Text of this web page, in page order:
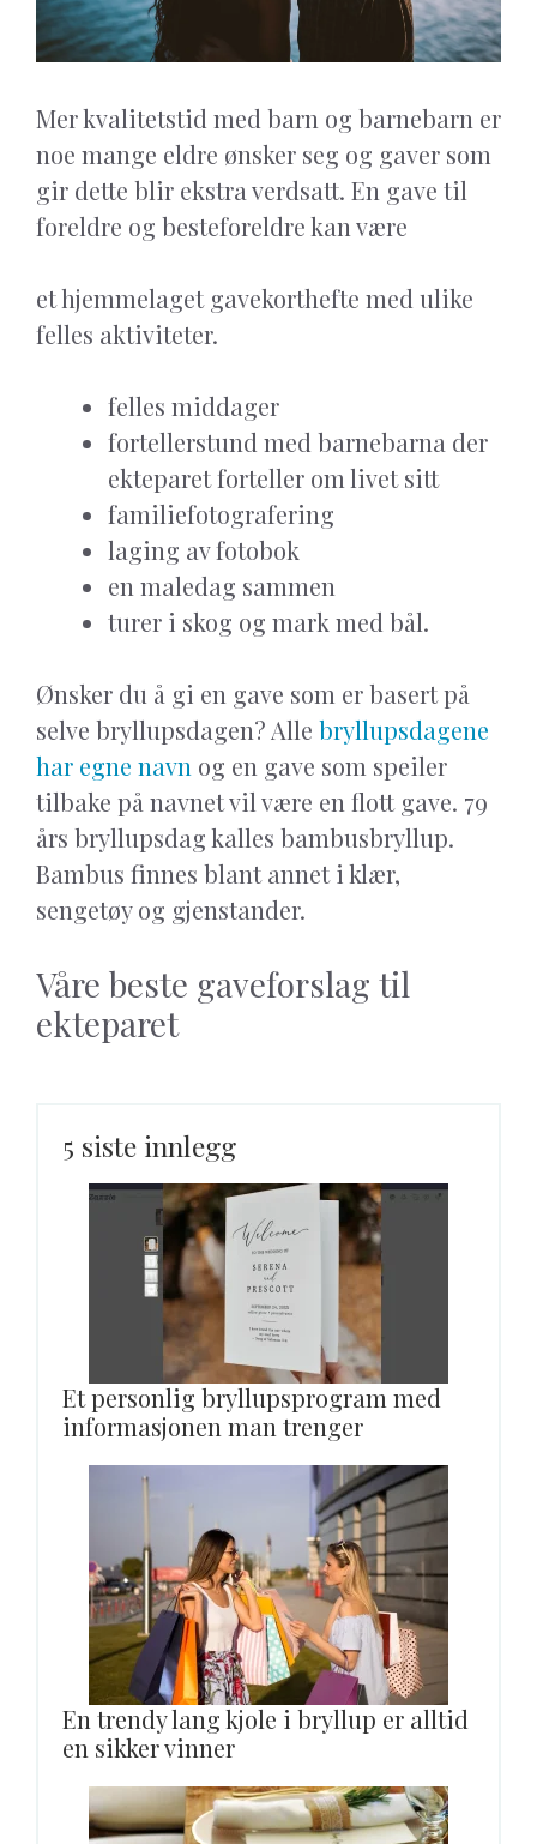
Mer kvalitetstid med barn og barnebarn er
noe mange eldre ønsker seg og gaver som
gir dette blir ekstra verdsatt. En gave til
foreldre og besteforeldre kan være
et hjemmelaget gavekorthefte med ulike
felles aktiviteter.
felles middager
fortellerstund med barnebarna der
ekteparet forteller om livet sitt
familiefotografering
laging av fotobok
en maledag sammen
turer i skog og mark med bål.
Ønsker du å gi en gave som er basert på
selve bryllupsdagen? Alle bryllupsdagene
har egne navn og en gave som speiler
tilbake på navnet vil være en flott gave. 79
års bryllupsdag kalles bambusbryllup.
Bambus finnes blant annet i klær,
sengetøy og gjenstander.
Våre beste gaveforslag til
ekteparet
5 siste innlegg
Et personlig bryllupsprogram med
informasjonen man trenger
En trendy lang kjole i bryllup er alltid
en sikker vinner